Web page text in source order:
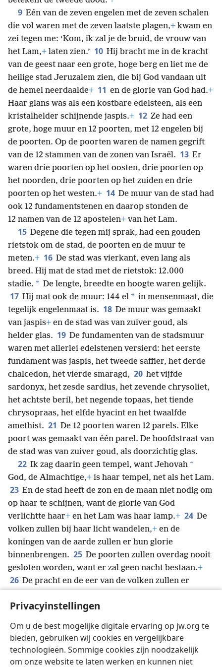
Privacyinstellingen
Om u de best mogelijke digitale ervaring op jw.org te
bieden, gebruiken wij cookies en vergelijkbare
technologieën. Sommige cookies zijn noodzakelijk
om onze website te laten werken en kunnen niet
9 Eén van de zeven engelen met de zeven schalen
die vol waren met de zeven laatste plagen,+ kwam en
zei tegen me: ‘Kom, ik zal je de bruid, de vrouw van
het Lam,+ laten zien.’ 10 Hij bracht me in de kracht
van de geest naar een grote, hoge berg en liet me de
heilige stad Jeruzalem zien, die bij God vandaan uit
de hemel neerdaalde+ 11 en de glorie van God had.+
Haar glans was als een kostbare edelsteen, als een
kristalhelder schijnende jaspis.+ 12 Ze had een
grote, hoge muur en 12 poorten, met 12 engelen bij
de poorten. Op de poorten waren de namen gegrift
van de 12 stammen van de zonen van Israël. 13 Er
waren drie poorten op het oosten, drie poorten op
het noorden, drie poorten op het zuiden en drie
poorten op het westen.+ 14 De muur van de stad had
ook 12 fundamentstenen en daarop stonden de
12 namen van de 12 apostelen+ van het Lam.
15 Degene die tegen mij sprak, had een gouden
rietstok om de stad, de poorten en de muur te
meten.+ 16 De stad was vierkant, even lang als
breed. Hij mat de stad met de rietstok: 12.000
stadie. * De lengte, breedte en hoogte waren gelijk.
17 Hij mat ook de muur: 144 el * in mensenmaat, die
tegelijk engelenmaat is. 18 De muur was gemaakt
van jaspis+ en de stad was van zuiver goud, als
helder glas. 19 De fundamenten van de stadsmuur
waren met allerlei edelstenen versierd: het eerste
fundament was jaspis, het tweede saffier, het derde
chalcedon, het vierde smaragd, 20 het vijfde
sardonyx, het zesde sardius, het zevende chrysoliet,
het achtste beril, het negende topaas, het tiende
chrysopraas, het elfde hyacint en het twaalfde
amethist. 21 De 12 poorten waren 12 parels. Elke
poort was gemaakt van één parel. De hoofdstraat van
de stad was van zuiver goud, als doorzichtig glas.
22 Ik zag daarin geen tempel, want Jehovah *
God, de Almachtige,+ is haar tempel, net als het Lam.
23 En de stad heeft de zon en de maan niet nodig om
op haar te schijnen, want de glorie van God
verlichtte haar+ en het Lam was haar lamp.+ 24 De
volken zullen bij haar licht wandelen,+ en de
koningen van de aarde zullen er hun glorie
binnenbrengen. 25 De poorten zullen overdag nooit
gesloten worden, want er zal geen nacht bestaan.+
26 De pracht en de eer van de volken zullen er
27
verontreinigd is en iedereen die doet wat walgelijk
Alleen zij die opgeschreven zijn in de boekrol van het
leven van het Lam zullen er binnengaan.